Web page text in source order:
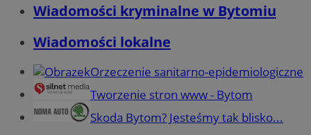
Wiadomości kryminalne w Bytomiu
Wiadomości lokalne
Orzeczenie sanitarno-epidemiologiczne
Tworzenie stron www - Bytom
Skoda Bytom? Jesteśmy tak blisko...